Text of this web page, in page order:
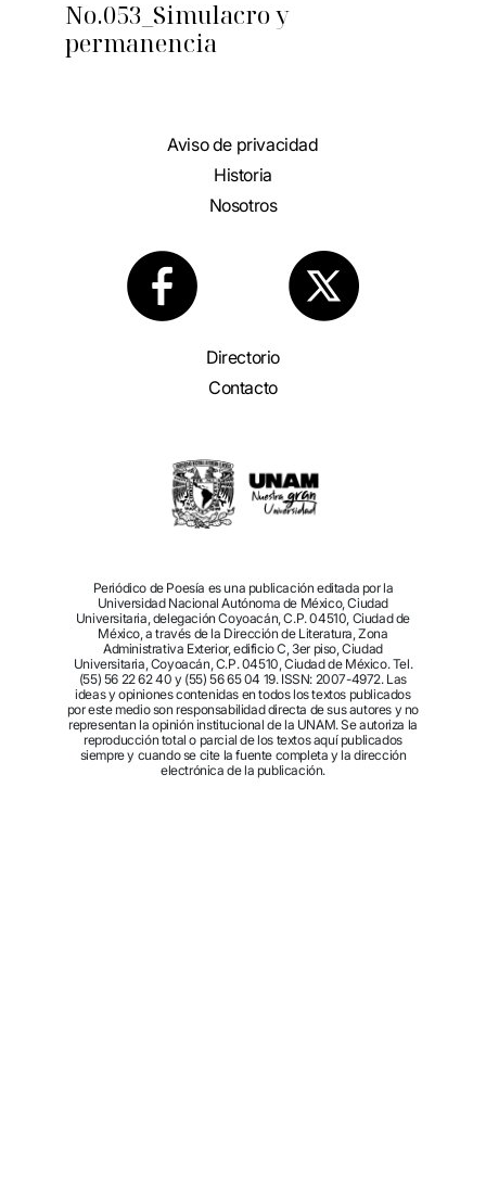
No.053_Simulacro y
permanencia
Aviso de privacidad
Historia
Nosotros
Directorio
Contacto
Periódico de Poesía es una publicación editada por la
Universidad Nacional Autónoma de México, Ciudad
Universitaria, delegación Coyoacán, C.P. 04510, Ciudad de
México, a través de la Dirección de Literatura, Zona
Administrativa Exterior, edificio C, 3er piso, Ciudad
Universitaria, Coyoacán, C.P. 04510, Ciudad de México. Tel.
(55) 56 22 62 40 y (55) 56 65 04 19. ISSN: 2007-4972. Las
ideas y opiniones contenidas en todos los textos publicados
por este medio son responsabilidad directa de sus autores y no
representan la opinión institucional de la UNAM. Se autoriza la
reproducción total o parcial de los textos aquí publicados
siempre y cuando se cite la fuente completa y la dirección
electrónica de la publicación.